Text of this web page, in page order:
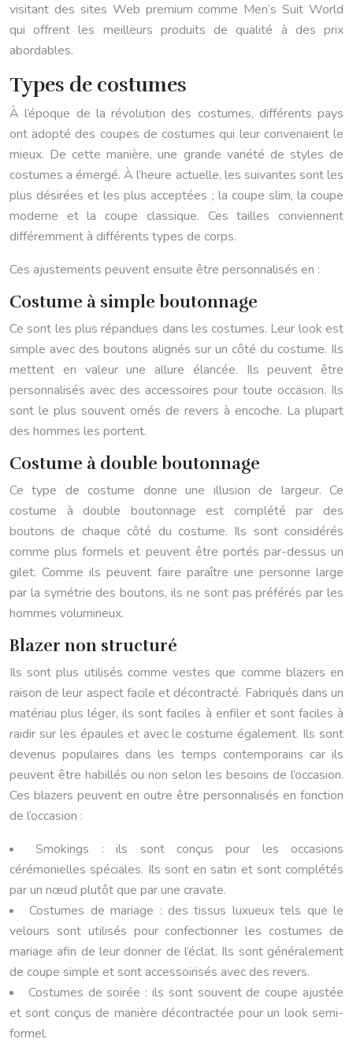
visitant des sites Web premium comme Men’s Suit World
qui offrent les meilleurs produits de qualité à des prix
abordables.
Types de costumes
À l’époque de la révolution des costumes, différents pays
ont adopté des coupes de costumes qui leur convenaient le
mieux. De cette manière, une grande variété de styles de
costumes a émergé. À l’heure actuelle, les suivantes sont les
plus désirées et les plus acceptées ; la coupe slim, la coupe
moderne et la coupe classique. Ces tailles conviennent
différemment à différents types de corps.
Ces ajustements peuvent ensuite être personnalisés en :
Costume à simple boutonnage
Ce sont les plus répandues dans les costumes. Leur look est
simple avec des boutons alignés sur un côté du costume. Ils
mettent en valeur une allure élancée. Ils peuvent être
personnalisés avec des accessoires pour toute occasion. Ils
sont le plus souvent ornés de revers à encoche. La plupart
des hommes les portent.
Costume à double boutonnage
Ce type de costume donne une illusion de largeur. Ce
costume à double boutonnage est complété par des
boutons de chaque côté du costume. Ils sont considérés
comme plus formels et peuvent être portés par-dessus un
gilet. Comme ils peuvent faire paraître une personne large
par la symétrie des boutons, ils ne sont pas préférés par les
hommes volumineux.
Blazer non structuré
Ils sont plus utilisés comme vestes que comme blazers en
raison de leur aspect facile et décontracté. Fabriqués dans un
matériau plus léger, ils sont faciles à enfiler et sont faciles à
raidir sur les épaules et avec le costume également. Ils sont
devenus populaires dans les temps contemporains car ils
peuvent être habillés ou non selon les besoins de l’occasion.
Ces blazers peuvent en outre être personnalisés en fonction
de l’occasion :
Smokings : ils sont conçus pour les occasions
cérémonielles spéciales. Ils sont en satin et sont complétés
par un nœud plutôt que par une cravate.
Costumes de mariage : des tissus luxueux tels que le
velours sont utilisés pour confectionner les costumes de
mariage afin de leur donner de l’éclat. Ils sont généralement
de coupe simple et sont accessoirisés avec des revers.
Costumes de soirée : ils sont souvent de coupe ajustée
et sont conçus de manière décontractée pour un look semi-
formel.